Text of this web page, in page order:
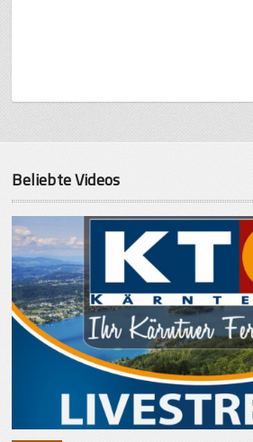
Beliebte Videos